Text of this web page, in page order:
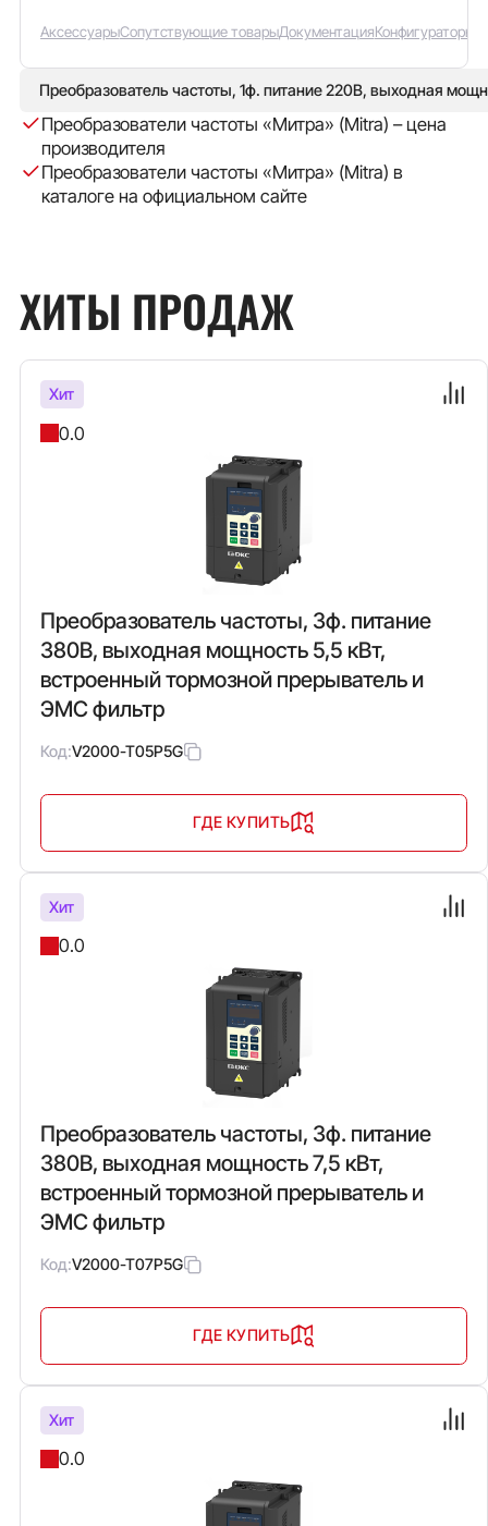
АксессуарыСопутствующие товарыДокументацияКонфигураторы
Преобразователь частоты, 1ф. питание 220В, выходная
Преобразователи частоты «Митра» (Mitra) – цена
производителя
Преобразователи частоты «Митра» (Mitra) в
каталоге на официальном сайте
ХИТЫ ПРОДАЖ
Хит
0.0
Преобразователь частоты, 3ф. питание
380В, выходная мощность 5,5 кВт,
встроенный тормозной прерыватель и
ЭМС фильтр
Код:V2000-T05P5G
ГДЕ КУПИТЬ
Хит
0.0
Преобразователь частоты, 3ф. питание
380В, выходная мощность 7,5 кВт,
встроенный тормозной прерыватель и
ЭМС фильтр
Код:V2000-T07P5G
ГДЕ КУПИТЬ
Хит
0.0